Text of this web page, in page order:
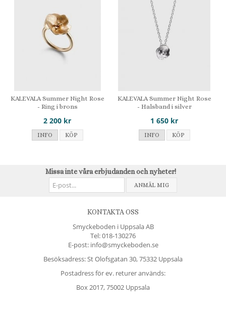
KALEVALA Summer Night Rose
- Ring i brons
2 200 kr
INFO KÖP
KALEVALA Summer Night Rose
- Halsband i silver
1 650 kr
INFO KÖP
Missa inte våra erbjudanden och nyheter!
ANMÄL MIG
KONTAKTA OSS
Smyckeboden i Uppsala AB
Tel:018-130276
E-post: info@smyckeboden.se
Besöksadress: St Olofsgatan 30, 75332 Uppsala
Postadress för ev. returer används:
Box 2017, 75002 Uppsala